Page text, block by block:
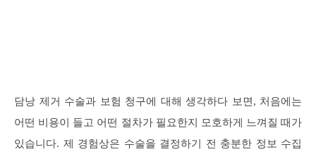
담낭 제거 수술과 보험 청구에 대해 생각하다 보면, 처음에는
어떤 비용이 들고 어떤 절차가 필요한지 모호하게 느껴질 때가
있습니다. 제 경험상은 수술을 결정하기 전 충분한 정보 수집